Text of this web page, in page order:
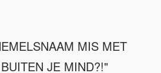
MIS MET
JE MIND?!"